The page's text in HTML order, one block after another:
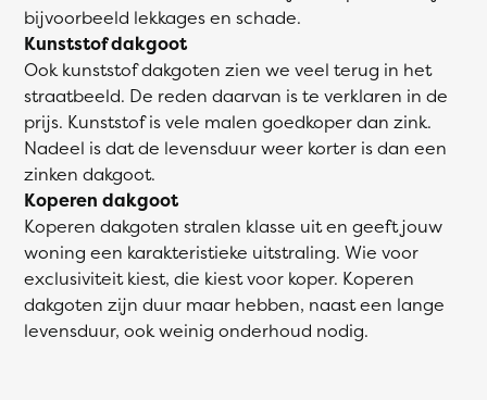
bijvoorbeeld lekkages en schade.
Kunststof dakgoot
Ook kunststof dakgoten zien we veel terug in het
straatbeeld. De reden daarvan is te verklaren in de
prijs. Kunststof is vele malen goedkoper dan zink.
Nadeel is dat de levensduur weer korter is dan een
zinken dakgoot.
Koperen dakgoot
Koperen dakgoten stralen klasse uit en geeft jouw
woning een karakteristieke uitstraling. Wie voor
exclusiviteit kiest, die kiest voor koper. Koperen
dakgoten zijn duur maar hebben, naast een lange
levensduur, ook weinig onderhoud nodig.